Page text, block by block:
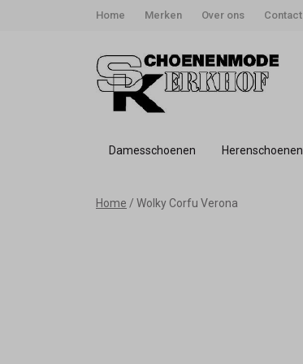
Home Merken Over ons Contact
Damesschoenen Herenschoenen
WolkyHome Wolky Corfu Verona